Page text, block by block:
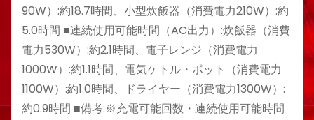
90W）:約18.7時間、小型炊飯器（消費電力210W）:約
5.0時間 ■連続使用可能時間（AC出力）:炊飯器（消費
電力530W）:約2.1時間、電子レンジ（消費電力
1000W）:約1.1時間、電気ケトル・ポット（消費電力
1100W）:約1.0時間、ドライヤー（消費電力1300W）:
約0.9時間 ■備考:※充電可能回数・連続使用可能時間